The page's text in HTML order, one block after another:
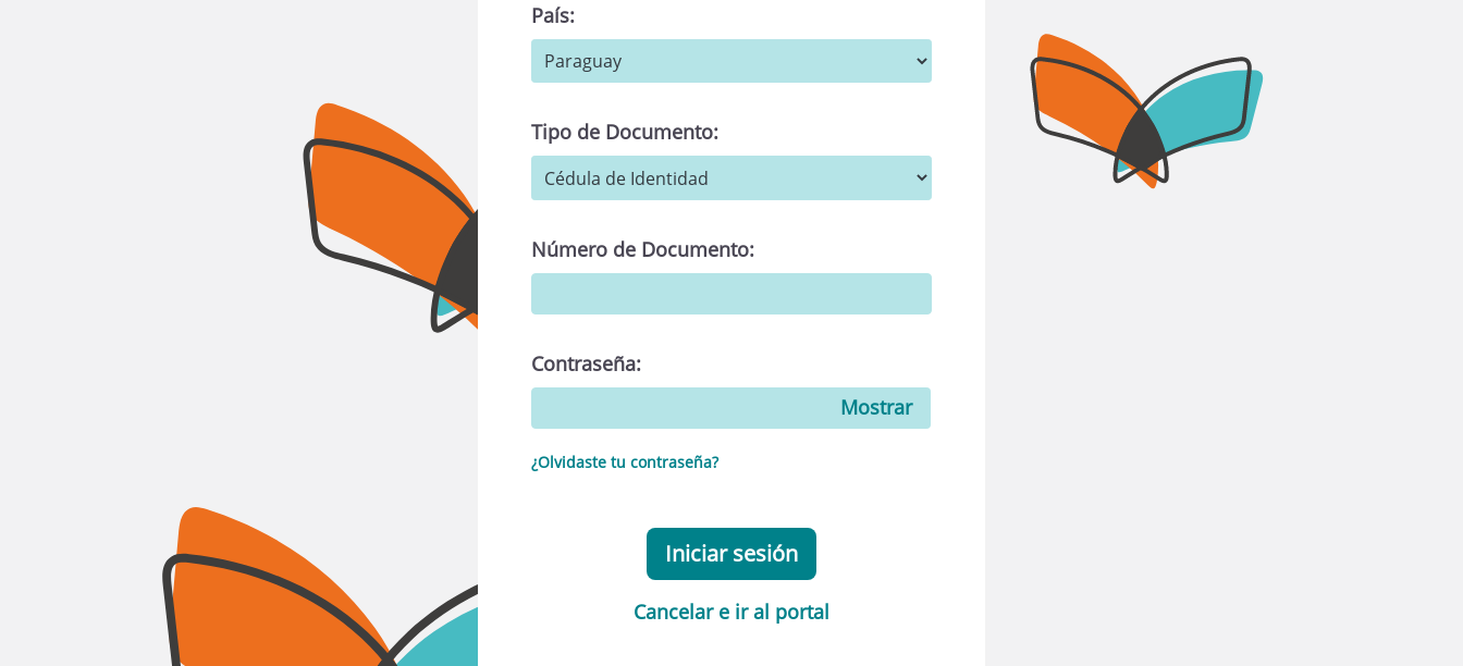
País:
Tipo de Documento:
Número de Documento:
Contraseña:
Mostrar
¿Olvidaste tu contraseña?
Iniciar sesión
Cancelar e ir al portal